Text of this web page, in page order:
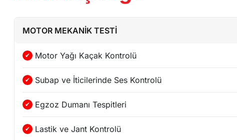
MOTOR MEKANİK TESTİ
Motor Yağı Kaçak Kontrolü
Subap ve İticilerinde Ses Kontrolü
Egzoz Dumanı Tespitleri
Lastik ve Jant Kontrolü